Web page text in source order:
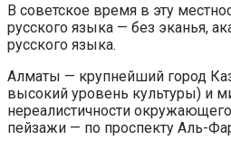
В советское время в эту
русского языка — без эканья,
русского языка.
Алматы — крупнейший город
высокий уровень культуры) и
нереалистичности
пейзажи — по проспекту Аль-